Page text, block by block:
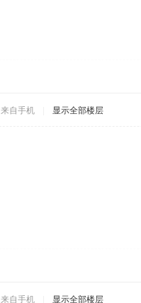
来自手机 显示全部楼层
来自手机 显示全部楼层